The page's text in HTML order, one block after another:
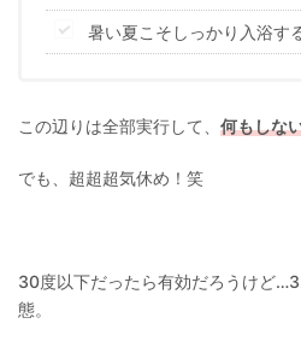
暑い夏こそしっかり入浴す
この辺りは全部実行して、 何もしな
でも、超超超気休め！笑
30度以下だったら有効だろうけど
態。